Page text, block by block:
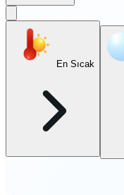
En Sıcak